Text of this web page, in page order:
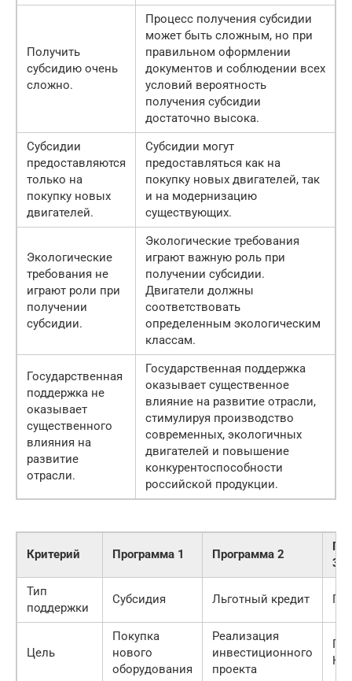
Получить
субсидию очень
сложно.
Процесс получения субсидии
может быть сложным, но при
правильном оформлении
документов и соблюдении всех
условий вероятность
получения субсидии
достаточно высока.
Субсидии
предоставляются
только на
покупку новых
двигателей.
Субсидии могут
предоставляться как на
покупку новых двигателей, так
и на модернизацию
существующих.
Экологические
требования не
играют роли при
получении
субсидии.
Экологические требования
играют важную роль при
получении субсидии.
Двигатели должны
соответствовать
определенным экологическим
классам.
Государственная
поддержка не
оказывает
существенного
влияния на
развитие
отрасли.
Государственная поддержка
оказывает существенное
влияние на развитие отрасли,
стимулируя производство
современных, экологичных
двигателей и повышение
конкурентоспособности
российской продукции.
Критерий Программа 1 Программа 2
3
Тип
поддержки
Субсидия Льготный кредит
Цель
Покупка
нового
оборудования
Реализация
инвестиционного
проекта